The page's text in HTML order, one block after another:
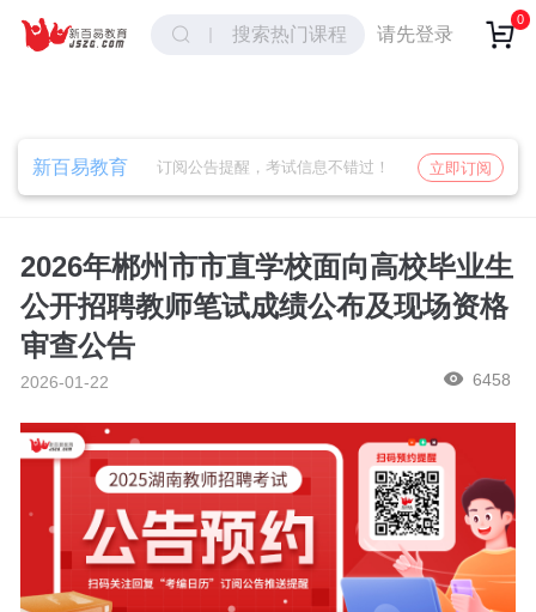
搜索热门课程 请先登录
0
取消
新百易教育 订阅公告提醒，考试信息不错过！ 立即订阅
2026年郴州市市直学校面向高校毕业生
公开招聘教师笔试成绩公布及现场资格
审查公告
2026-01-22 6458